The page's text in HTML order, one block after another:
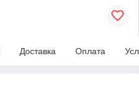
Доставка Оплата